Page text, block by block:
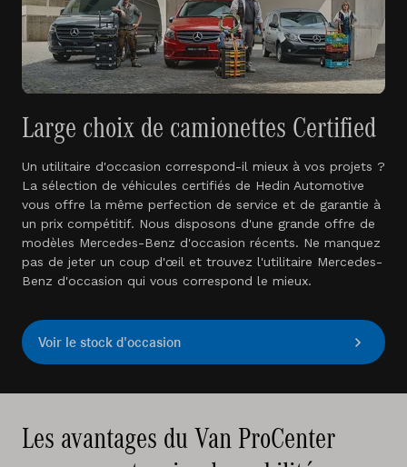
Large choix de camionettes Certified
Un utilitaire d'occasion correspond-il mieux à vos projets ?
La sélection de véhicules certifiés de Hedin Automotive
vous offre la même perfection de service et de garantie à
un prix compétitif. Nous disposons d'une grande offre de
modèles Mercedes-Benz d'occasion récents. Ne manquez
pas de jeter un coup d'œil et trouvez l'utilitaire Mercedes-
Benz d'occasion qui vous correspond le mieux.
Voir le stock d'occasion
Les avantages du Van ProCenter